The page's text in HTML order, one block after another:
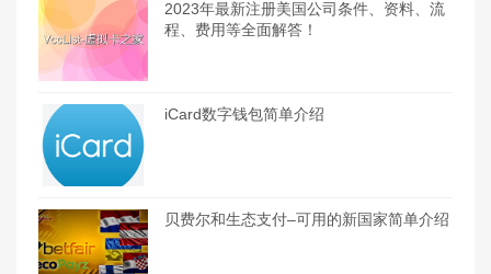
2023年最新注册美国公司条件、资料、流
程、费用等全面解答！
iCard数字钱包简单介绍
贝费尔和生态支付–可用的新国家简单介绍